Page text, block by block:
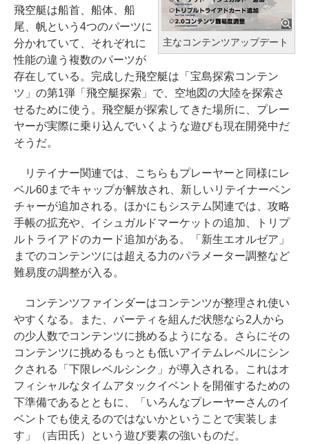
主なコンテンツアップデート
飛空艇は船首、船体、船
尾、帆という4つのパーツに
分かれていて、それぞれに
性能の違う複数のパーツが
存在している。完成した飛空艇は「宝島探索コンテン
ツ」の第1弾「飛空艇探索」で、空地図の大陸を探索さ
せるために使う。飛空艇が探索してきた場所に、プレー
ヤーが実際に乗り込んでいくような遊びも現在開発中だ
そうだ。
リテイナー関連では、こちらもプレーヤーと同様にレ
ベル60までキャップが解放され、新しいリテイナーベン
チャーが追加される。ほかにもシステム関連では、攻略
手帳の拡充や、イシュガルドマーケットの追加、トリプ
ルトライアドのカード追加がある。「新生エオルゼア」
までのコンテンツには超える力のパラメーター調整など
難易度の調整が入る。
コンテンツファインダーはコンテンツが整理され使い
やすくなる。また、パーティを組んだ状態なら2人から
の少人数でコンテンツに挑めるようになる。さらにその
コンテンツに挑めるもっとも低いアイテムレベルにシン
クされる「下限レベルシンク」が導入される。これはオ
フィシャルなタイムアタックイベントを開催するための
下準備であるとともに、「いろんなプレーヤーさんのイ
ベントでも使えるのではないかということで実装しま
す」（吉田氏）という遊び要素の強いものだ。